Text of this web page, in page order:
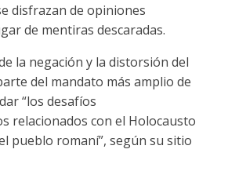
disfrazan de opiniones
de mentiras descaradas.
la negación y la distorsión del
del mandato más amplio de
“los desafíos
relacionados con el Holocausto
pueblo romaní”, según su sitio